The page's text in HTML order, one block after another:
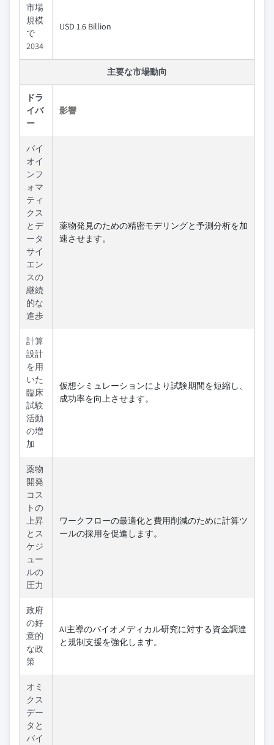
市場
規模
で
2034
USD 1.6 Billion
主要な市場動向
ドラ
イバ
ー
影響
バイ
オイ
ンフ
ォマ
ティ
クス
とデ
ータ
サイ
エン
スの
継続
的な
進歩
薬物発見のための精密モデリングと予測分析を加
速させます。
計算
設計
を用
いた
臨床
試験
活動
の増
加
仮想シミュレーションにより試験期間を短縮し、
成功率を向上させます。
薬物
開発
コス
トの
上昇
とス
ケジ
ュー
ルの
圧力
ワークフローの最適化と費用削減のために計算ツ
ールの採用を促進します。
政府
の好
意的
な政
策
AI主導のバイオメディカル研究に対する資金調達
と規制支援を強化します。
オミ
クス
デー
タと
バイ